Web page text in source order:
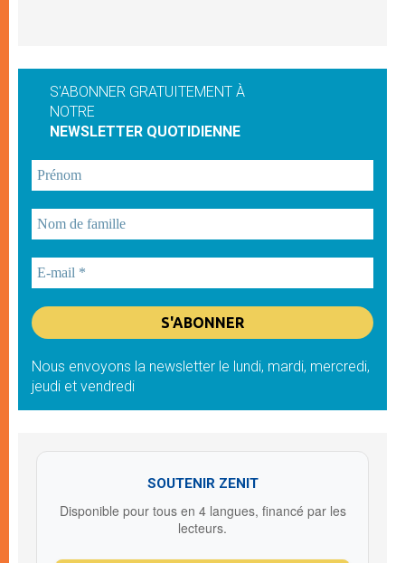
S'ABONNER GRATUITEMENT À
NOTRE
NEWSLETTER QUOTIDIENNE
Nous envoyons la newsletter le lundi, mardi, mercredi,
jeudi et vendredi
SOUTENIR ZENIT
Disponible pour tous en 4 langues, financé par les
lecteurs.